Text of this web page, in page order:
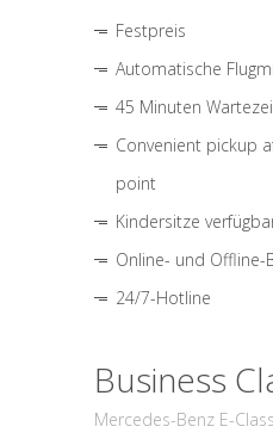
Festpreis
Automatische
45 Minuten
Convenient pickup
point
Kindersitze
Online- und Offline-
24/7-Hotline
Business
Mercedes-Benz E-